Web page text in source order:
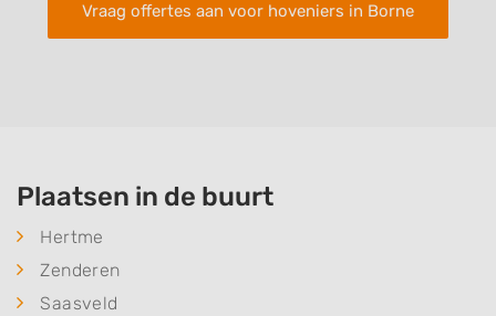
Vraag offertes aan voor hoveniers in Borne
Plaatsen in de buurt
Hertme
Zenderen
Saasveld